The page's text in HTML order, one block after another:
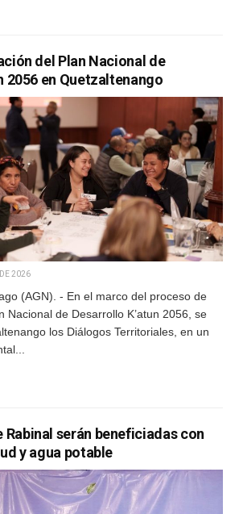
del Plan Nacional de
2056 en Quetzaltenango
2026
(AGN). - En el marco del proceso de
Nacional de Desarrollo K’atun 2056, se
los Diálogos Territoriales, en un
Rabinal serán beneficiadas con
y agua potable